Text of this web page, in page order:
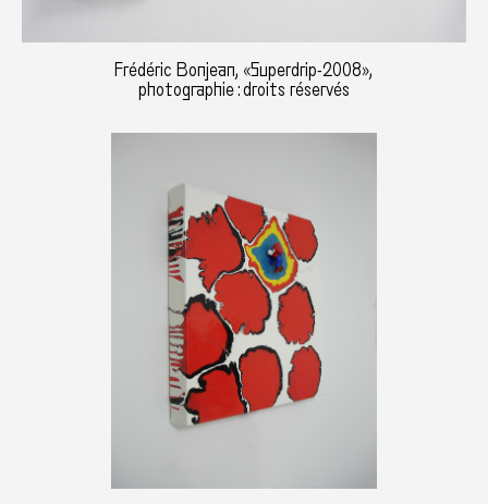
Frédéric Bonjean, «Superdrip-2008»,
photographie : droits réservés